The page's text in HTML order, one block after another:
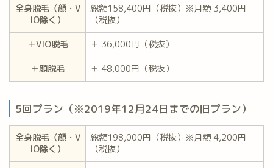
全身脱毛（顔・V
IO除く）
総額158,400円（税抜）※月額 3,400円
（税抜）
＋VIO脱毛
＋ 36,000円（税抜）
＋顔脱毛
＋ 48,000円（税抜）
5回プラン（※2019年12月24日までの旧プラン）
全身脱毛（顔・V
IO除く）
総額198,000円（税抜）※月額 4,200円
（税抜）